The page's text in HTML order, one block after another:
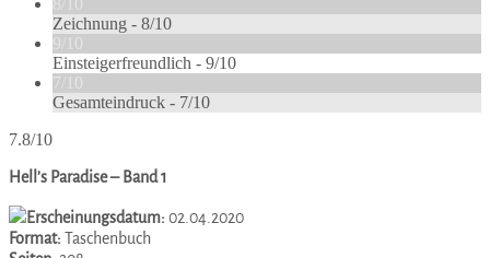
Zeichnung - 8/10
9/10
Einsteigerfreundlich - 9/10
7/10
Gesamteindruck - 7/10
7.8/10
Hell’s Paradise – Band 1
Erscheinungsdatum: 02.04.2020
Format: Taschenbuch